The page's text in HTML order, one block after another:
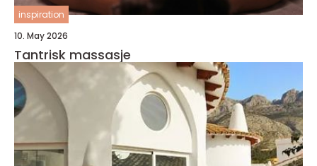
inspiration
10. May 2026
Tantrisk massasje